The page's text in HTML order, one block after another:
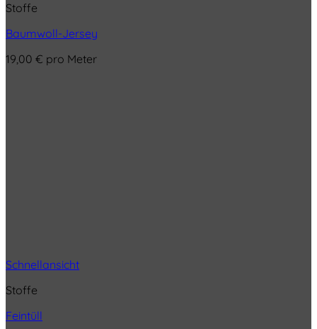
Stoffe
Baumwoll-Jersey
19,00 € pro Meter
Schnellansicht
Stoffe
Feintüll